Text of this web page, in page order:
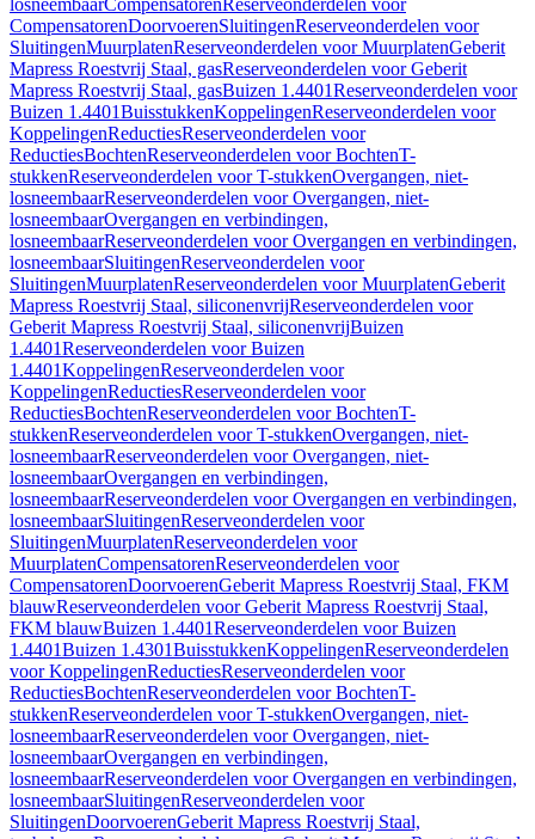
losneembaarCompensatorenReserveonderdelen voor
CompensatorenDoorvoerenSluitingenReserveonderdelen voor
SluitingenMuurplatenReserveonderdelen voor MuurplatenGeberit
Mapress Roestvrij Staal, gasReserveonderdelen voor Geberit
Mapress Roestvrij Staal, gasBuizen 1.4401Reserveonderdelen voor
Buizen 1.4401BuisstukkenKoppelingenReserveonderdelen voor
KoppelingenReductiesReserveonderdelen voor
ReductiesBochtenReserveonderdelen voor BochtenT-
stukkenReserveonderdelen voor T-stukkenOvergangen, niet-
losneembaarReserveonderdelen voor Overgangen, niet-
losneembaarOvergangen en verbindingen,
losneembaarReserveonderdelen voor Overgangen en verbindingen,
losneembaarSluitingenReserveonderdelen voor
SluitingenMuurplatenReserveonderdelen voor MuurplatenGeberit
Mapress Roestvrij Staal, siliconenvrijReserveonderdelen voor
Geberit Mapress Roestvrij Staal, siliconenvrijBuizen
1.4401Reserveonderdelen voor Buizen
1.4401KoppelingenReserveonderdelen voor
KoppelingenReductiesReserveonderdelen voor
ReductiesBochtenReserveonderdelen voor BochtenT-
stukkenReserveonderdelen voor T-stukkenOvergangen, niet-
losneembaarReserveonderdelen voor Overgangen, niet-
losneembaarOvergangen en verbindingen,
losneembaarReserveonderdelen voor Overgangen en verbindingen,
losneembaarSluitingenReserveonderdelen voor
SluitingenMuurplatenReserveonderdelen voor
MuurplatenCompensatorenReserveonderdelen voor
CompensatorenDoorvoerenGeberit Mapress Roestvrij Staal, FKM
blauwReserveonderdelen voor Geberit Mapress Roestvrij Staal,
FKM blauwBuizen 1.4401Reserveonderdelen voor Buizen
1.4401Buizen 1.4301BuisstukkenKoppelingenReserveonderdelen
voor KoppelingenReductiesReserveonderdelen voor
ReductiesBochtenReserveonderdelen voor BochtenT-
stukkenReserveonderdelen voor T-stukkenOvergangen, niet-
losneembaarReserveonderdelen voor Overgangen, niet-
losneembaarOvergangen en verbindingen,
losneembaarReserveonderdelen voor Overgangen en verbindingen,
losneembaarSluitingenReserveonderdelen voor
SluitingenDoorvoerenGeberit Mapress Roestvrij Staal,